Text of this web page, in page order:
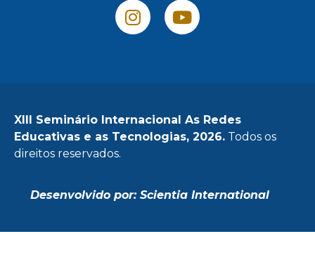
XIII Seminário Internacional As Redes
Educativas e as Tecnologias, 2026. Todos os
direitos reservados.
Desenvolvido por: Scientia International